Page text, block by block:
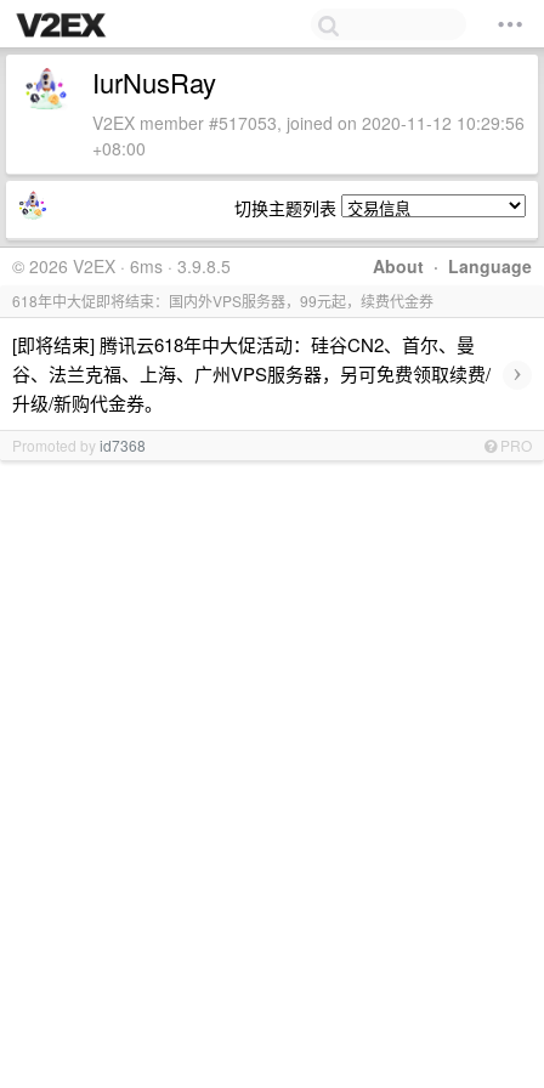
IurNusRay
V2EX member #517053, joined on 2020-11-12 10:29:56
+08:00
切换主题列表
About · Language
© 2026 V2EX · 6ms · 3.9.8.5
618年中大促即将结束：国内外VPS服务器，99元起，续费代金券
[即将结束] 腾讯云618年中大促活动：硅谷CN2、首尔、曼
谷、法兰克福、上海、广州VPS服务器，另可免费领取续费/
升级/新购代金券。
›
Promoted byid7368 PRO